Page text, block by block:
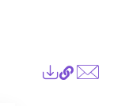
Lien